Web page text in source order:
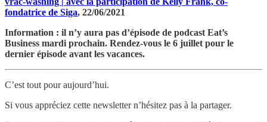
fondatrice de Siga, 22/06/2021
Information : il n’y aura pas d’épisode de podcast Eat’s
Business mardi prochain. Rendez-vous le 6 juillet pour le
dernier épisode avant les vacances.
C’est tout pour aujourd’hui.
Si vous appréciez cette newsletter n’hésitez pas à la partager.